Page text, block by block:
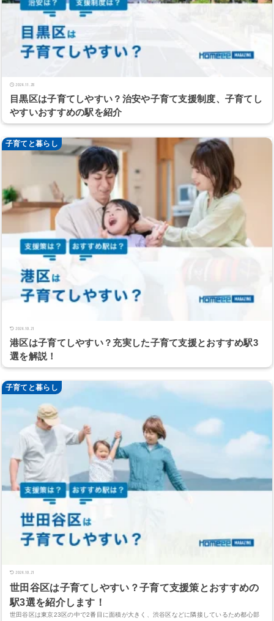
目黒区は子育てしやすい？治安や子育て支援制度、子育てし
やすいおすすめの駅を紹介
2024.11.28
子育てと暮らし
港区は子育てしやすい？充実した子育て支援とおすすめ駅3
選を解説！
2024.10.21
子育てと暮らし
世田谷区は子育てしやすい？子育て支援策とおすすめの
駅3選を紹介します！
2024.10.21
世田谷区は東京23区の中で2番目に面積が大きく、渋谷区などに隣接しているため都心部